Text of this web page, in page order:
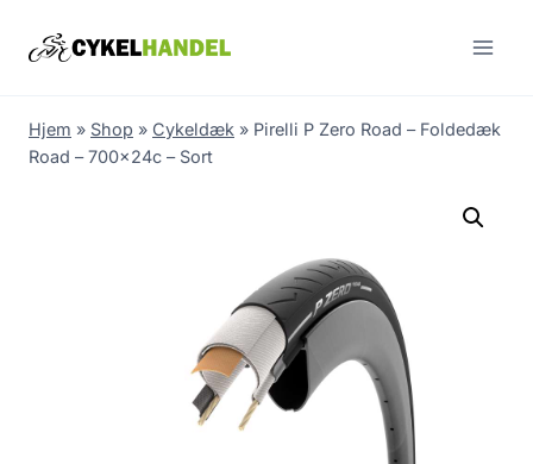
Hjem » Shop » Cykeldæk » Pirelli P Zero Road – Foldedæk
Road – 700x24c – Sort